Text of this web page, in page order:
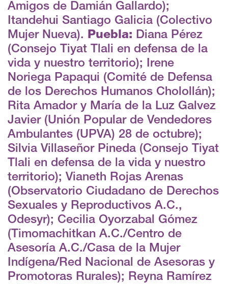
Amigos de Damián Gallardo);
Itandehui Santiago Galicia (Colectivo
Mujer Nueva). Puebla: Diana Pérez
(Consejo Tiyat Tlali en defensa de la
vida y nuestro territorio); Irene
Noriega Papaqui (Comité de Defensa
de los Derechos Humanos Cholollán);
Rita Amador y María de la Luz Galvez
Javier (Unión Popular de Vendedores
Ambulantes (UPVA) 28 de octubre);
Silvia Villaseñor Pineda (Consejo Tiyat
Tlali en defensa de la vida y nuestro
territorio); Vianeth Rojas Arenas
(Observatorio Ciudadano de Derechos
Sexuales y Reproductivos A.C.,
Odesyr); Cecilia Oyorzabal Gómez
(Timomachitkan A.C./Centro de
Asesoría A.C./Casa de la Mujer
Indígena/Red Nacional de Asesoras y
Promotoras Rurales); Reyna Ramírez